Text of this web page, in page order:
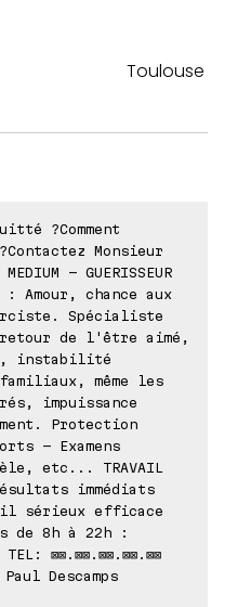
Toulouse
?Comment
Monsieur
- GUERISSEUR
: Amour, chance aux
Spécialiste
de l'être aimé,
instabilité
même les
impuissance
Protection
- Examens
etc... TRAVAIL
Résultats immédiats
sérieux efficace
de 8h à 22h :
⊠⊠.⊠⊠.⊠⊠.⊠⊠.⊠⊠
Descamps